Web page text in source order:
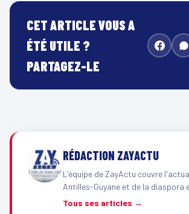
CET ARTICLE VOUS A
ÉTÉ UTILE ?
PARTAGEZ-LE
RÉDACTION ZAYACTU
L'équipe de ZayActu couvre
Antilles-Guyane et de la diaspora
Tous ses articles →